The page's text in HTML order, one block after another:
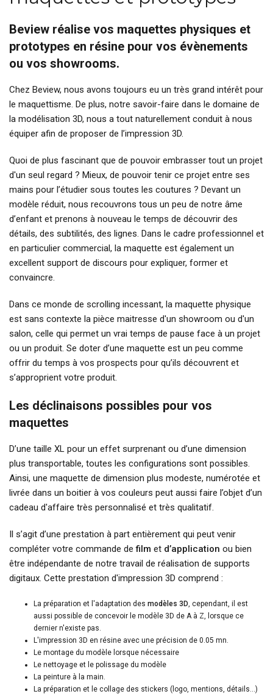
Beview réalise vos maquettes physiques et
prototypes en résine pour vos évènements
ou vos showrooms.
Chez Beview, nous avons toujours eu un très grand intérêt pour
le maquettisme. De plus, notre savoir-faire dans le domaine de
la modélisation 3D, nous a tout naturellement conduit à nous
équiper afin de proposer de l’impression 3D.
Quoi de plus fascinant que de pouvoir embrasser tout un projet
d'un seul regard ? Mieux, de pouvoir tenir ce projet entre ses
mains pour l’étudier sous toutes les coutures ? Devant un
modèle réduit, nous recouvrons tous un peu de notre âme
d’enfant et prenons à nouveau le temps de découvrir des
détails, des subtilités, des lignes. Dans le cadre professionnel et
en particulier commercial, la maquette est également un
excellent support de discours pour expliquer, former et
convaincre.
Dans ce monde de scrolling incessant, la maquette physique
est sans contexte la pièce maitresse d'un showroom ou d'un
salon, celle qui permet un vrai temps de pause face à un projet
ou un produit. Se doter d’une maquette est un peu comme
offrir du temps à vos prospects pour qu’ils découvrent et
s’approprient votre produit.
Les déclinaisons possibles pour vos
maquettes
D’une taille XL pour un effet surprenant ou d’une dimension
plus transportable, toutes les configurations sont possibles.
Ainsi, une maquette de dimension plus modeste, numérotée et
livrée dans un boitier à vos couleurs peut aussi faire l’objet d’un
cadeau d'affaire très personnalisé et très qualitatif.
Il s’agit d’une prestation à part entièrement qui peut venir
compléter votre commande defilm et d’application ou bien
être indépendante de notre travail de réalisation de supports
digitaux. Cette prestation d'impression 3D comprend :
La préparation et l'adaptation des modèles 3D, cependant, il est
aussi possible de concevoir le modèle 3D de A à Z, lorsque ce
dernier n'existe pas.
L'impression 3D en résine avec une précision de 0.05 mn.
Le montage du modèle lorsque nécessaire
Le nettoyage et le polissage du modèle
La peinture à la main.
La préparation et le collage des stickers (logo, mentions, détails…)